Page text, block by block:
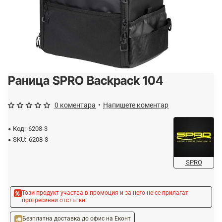
-20%
Раница SPRO Backpack 104
Код: 6208-3
SKU: 6208-3
SPRO
0 коментара • Напишете коментар
Този продукт участва в промоция и за него не се прилагат
прогресивни отстъпки.
Безплатна доставка до офис на Еконт